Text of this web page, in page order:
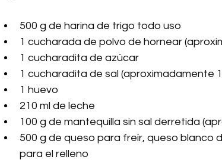
500 g de harina de trigo todo uso
1 cucharada de polvo de hornear
1 cucharadita de azúcar
1 cucharadita de sal (aproximadamente
1 huevo
210 ml de leche
100 g de mantequilla sin sal derretida
500 g de queso para freír, queso blanco
para el relleno